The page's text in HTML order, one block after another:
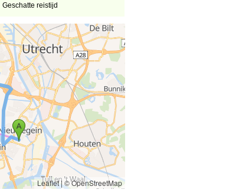
Geschatte reistijd
Leaflet|© OpenStreetMap